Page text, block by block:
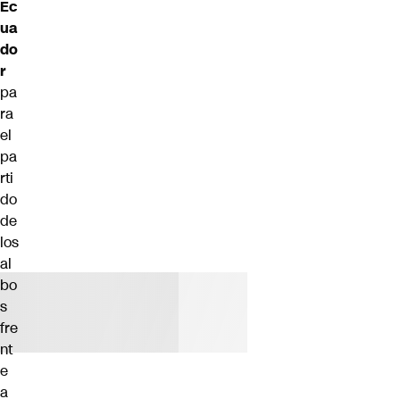
Ec
ua
do
r
pa
ra
el
pa
rti
do
de
los
al
bo
s
fre
nt
e
a